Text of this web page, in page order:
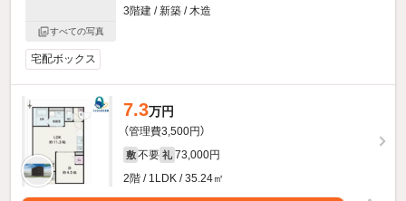
すべての写真
3階建 / 新築 / 木造
宅配ボックス
7.3万円
（管理費3,500円）
敷 不要 礼 73,000円
2階 / 1LDK / 35.24㎡